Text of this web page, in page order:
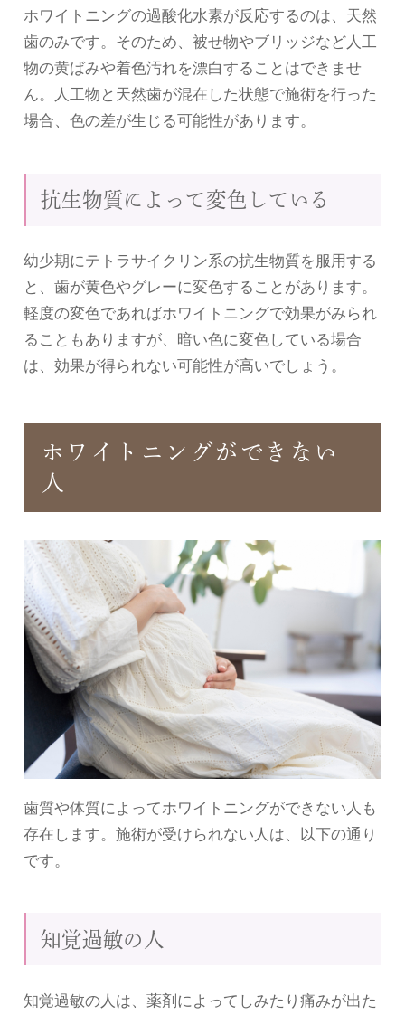
ホワイトニングの過酸化水素が反応するのは、天然
歯のみです。そのため、被せ物やブリッジなど人工
物の黄ばみや着色汚れを漂白することはできませ
ん。人工物と天然歯が混在した状態で施術を行った
場合、色の差が生じる可能性があります。
抗生物質によって変色している
幼少期にテトラサイクリン系の抗生物質を服用する
と、歯が黄色やグレーに変色することがあります。
軽度の変色であればホワイトニングで効果がみられ
ることもありますが、暗い色に変色している場合
は、効果が得られない可能性が高いでしょう。
ホワイトニングができない
人
歯質や体質によってホワイトニングができない人も
存在します。施術が受けられない人は、以下の通り
です。
知覚過敏の人
知覚過敏の人は、薬剤によってしみたり痛みが出た